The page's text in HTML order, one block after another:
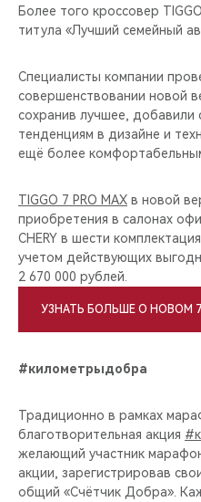
Более того кроссовер
титула «Лучший семейный
Специалисты компании
совершенствовании новой
сохранив лучшее, добавили
тенденциям в дизайне и
ещё более
TIGGO 7 PRO MAX в новой
приобретения в салонах
CHERY в шести
учетом действующих
2 670 000 рублей.
УЗНАТЬ БОЛЬШЕ О НОВОМ 7
#километрыдобра
Традиционно в рамках
благотворительная акция
желающий участник
акции, зарегистрировав
общий «Счётчик Добра».